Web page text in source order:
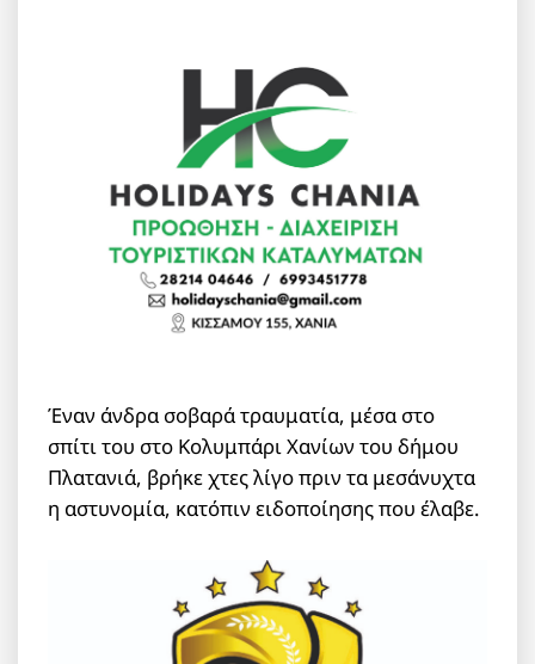
Έναν άνδρα σοβαρά τραυματία, μέσα στο
σπίτι του στο Κολυμπάρι Χανίων του δήμου
Πλατανιά, βρήκε χτες λίγο πριν τα μεσάνυχτα
η αστυνομία, κατόπιν ειδοποίησης που έλαβε.